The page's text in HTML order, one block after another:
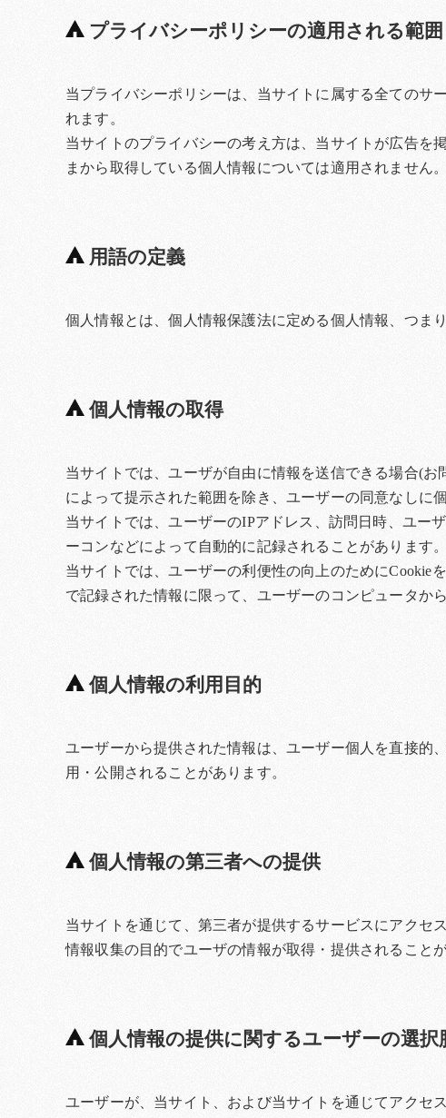
プライバシーポリシーの適用される範囲
当プライバシーポリシーは、当サイトに属する全てのサ
れます。
当サイトのプライバシーの考え方は、当サイトが広告を
まから取得している個人情報については適用されません。
用語の定義
個人情報とは、個人情報保護法に定める個人情報、つま
個人情報の取得
当サイトでは、ユーザが自由に情報を送信できる場合(
によって提示された範囲を除き、ユーザーの同意なしに
当サイトでは、ユーザーのIPアドレス、訪問日時、ユー
ーコンなどによって自動的に記録されることがあります。
当サイトでは、ユーザーの利便性の向上のためにCookie
で記録された情報に限って、ユーザーのコンピュータか
個人情報の利用目的
ユーザーから提供された情報は、ユーザー個人を直接的
用・公開されることがあります。
個人情報の第三者への提供
当サイトを通じて、第三者が提供するサービスにアクセ
情報収集の目的でユーザの情報が取得・提供されることが
個人情報の提供に関するユーザーの選択
ユーザーが、当サイト、および当サイトを通じてアクセ